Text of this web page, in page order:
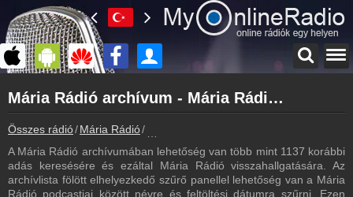
myonlineradio.hu
Mária Rádió
Vissza a Mária Rádió oldalára
Bejelentkezés
Hozz létre saját fiókot!
Mária Rádió archívum - Mária Rádió podcasts - Mária Rádió visszahallgatás
Összes rádió Mária Rádió
A Mária Rádió archívumában lehetőség van több mint 1137 korábbi
adás keresésére és ezáltal Mária Rádió visszahallgatására. Az
archívlista fölött elhelyezkedő szűrő panellel lehetőség van a Mária
Rádió podcastjai között névre és feltöltési dátumra szűrni. Ezen